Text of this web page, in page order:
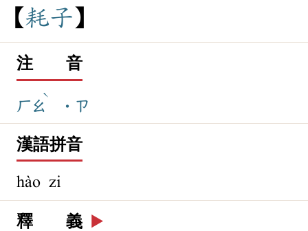
耗子
注 音
ㄏㄠ
ˋ
˙ㄗ
漢語拼音
hào zi
釋 義 ▶️